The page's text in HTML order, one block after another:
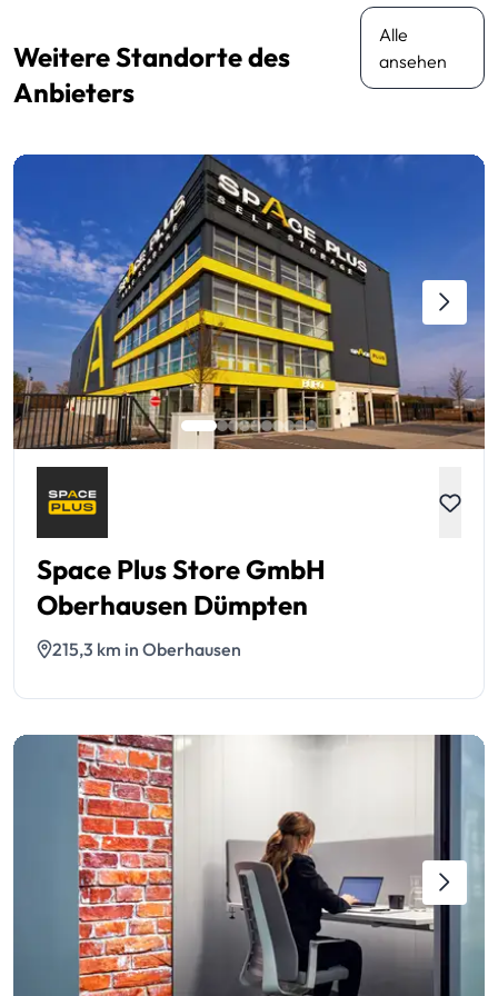
Weitere Standorte des
Anbieters
Alle
ansehen
Space Plus Store GmbH
Oberhausen Dümpten
215,3 km in Oberhausen